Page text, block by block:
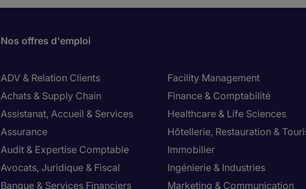
Nos offres d'emploi
ADV & Relation Clients
Achats & Supply Chain
Assistanat, Accueil & Services
Assurance
Audit & Expertise Comptable
Avocats, Juridique & Fiscal
Banque & Services Financiers
Facility Management
Finance & Comptabilité
Healthcare & Life Sciences
Hôtellerie, Restauration &
Immobilier
Ingénierie & Industries
Marketing & Communication